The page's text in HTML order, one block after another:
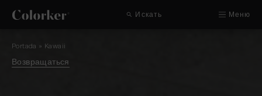
Искать Меню
Portada » Kawaii
Возвращаться